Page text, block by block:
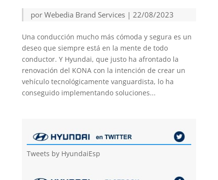
por Webedia Brand Services| 22/08/2023
Una conducción mucho más cómoda y segura es un
deseo que siempre está en la mente de todo
conductor. Y Hyundai, que justo ha afrontado la
renovación del KONA con la intención de crear un
vehículo tecnológicamente vanguardista, lo ha
conseguido implementando soluciones...
Tweets by HyundaiEsp